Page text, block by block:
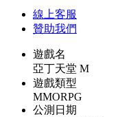
線上客服
贊助我們
遊戲名
亞丁天堂 M
遊戲類型
MMORPG
公測日期